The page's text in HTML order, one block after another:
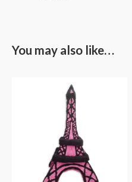
You may also like…